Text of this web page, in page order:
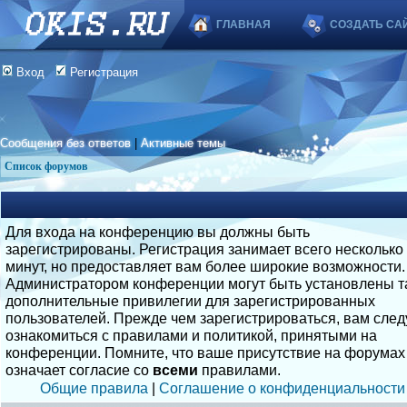
ГЛАВНАЯ СОЗДАТЬ
Вход Регистрация
Сообщения без ответов |Активные темы
Список форумов
Для входа на конференцию вы должны быть
зарегистрированы. Регистрация занимает всего несколько
минут, но предоставляет вам более широкие возможности.
Администратором конференции могут быть установлены
дополнительные привилегии для зарегистрированных
пользователей. Прежде чем зарегистрироваться, вам
ознакомиться с правилами и политикой, принятыми на
конференции. Помните, что ваше присутствие на форумах
означает согласие со всеми правилами.
Общие правила | Соглашение о конфиденциальности